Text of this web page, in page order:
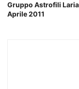
Gruppo Astrofili
Aprile 2011